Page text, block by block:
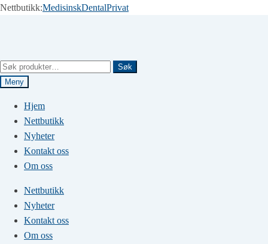
Nettbutikk:MedisinskDentalPrivat
Søk
etter:
Søk
Meny
Hjem
Nettbutikk
Nyheter
Kontakt oss
Om oss
Nettbutikk
Nyheter
Kontakt oss
Om oss